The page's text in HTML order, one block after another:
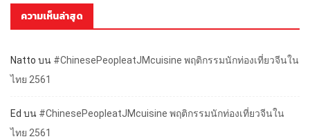
ความเห็นล่าสุด
Natto บน #ChinesePeopleatJMcuisine พฤติกรรมนักท่องเที่ยวจีนใน
ไทย 2561
Ed บน #ChinesePeopleatJMcuisine พฤติกรรมนักท่องเที่ยวจีนใน
ไทย 2561